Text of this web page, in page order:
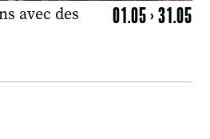
avec des
01.05 > 31.05